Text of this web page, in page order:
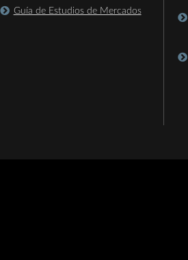
Guía de Estudios de Mercados